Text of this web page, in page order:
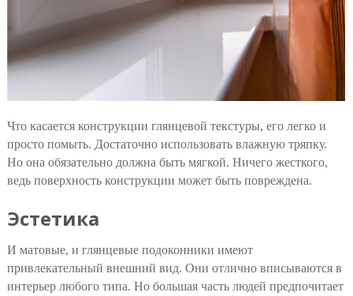
Что касается конструкции глянцевой текстуры, его легко и
просто помыть. Достаточно использовать влажную тряпку.
Но она обязательно должна быть мягкой. Ничего жесткого,
ведь поверхность конструкции может быть повреждена.
Эстетика
И матовые, и глянцевые подоконники имеют
привлекательный внешний вид. Они отлично вписываются в
интерьер любого типа. Но большая часть людей предпочитает